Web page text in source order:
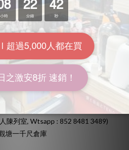
付款方式
送貨方式
問題：一般用戶
退換貨政策
地址
25號源發工業大廈6樓612室
陳列室, Wtsapp : 852 8481 3489)
塘一千尺倉庫